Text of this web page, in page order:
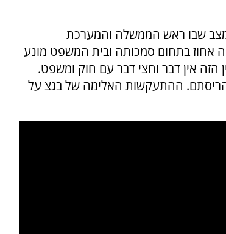
מצב שבו ראש הממשלה והמערכת
אחוז בתחום סמכותה ובית המשפט מונע
אין דבר וחצי דבר עם חוק ומשפט.
ההתעקשות האלימה של בגצ על